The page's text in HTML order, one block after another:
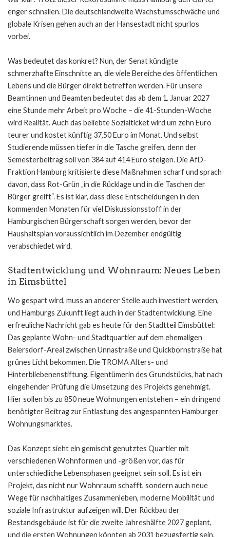
enger schnallen. Die deutschlandweite Wachstumsschwäche und
globale Krisen gehen auch an der Hansestadt nicht spurlos
vorbei.
Was bedeutet das konkret? Nun, der Senat kündigte
schmerzhafte Einschnitte an, die viele Bereiche des öffentlichen
Lebens und die Bürger direkt betreffen werden. Für unsere
Beamtinnen und Beamten bedeutet das ab dem 1. Januar 2027
eine Stunde mehr Arbeit pro Woche – die 41-Stunden-Woche
wird Realität. Auch das beliebte Sozialticket wird um zehn Euro
teurer und kostet künftig 37,50 Euro im Monat. Und selbst
Studierende müssen tiefer in die Tasche greifen, denn der
Semesterbeitrag soll von 384 auf 414 Euro steigen. Die AfD-
Fraktion Hamburg kritisierte diese Maßnahmen scharf und sprach
davon, dass Rot-Grün „in die Rücklage und in die Taschen der
Bürger greift“. Es ist klar, dass diese Entscheidungen in den
kommenden Monaten für viel Diskussionsstoff in der
Hamburgischen Bürgerschaft sorgen werden, bevor der
Haushaltsplan voraussichtlich im Dezember endgültig
verabschiedet wird.
Stadtentwicklung und Wohnraum: Neues Leben
in Eimsbüttel
Wo gespart wird, muss an anderer Stelle auch investiert werden,
und Hamburgs Zukunft liegt auch in der Stadtentwicklung. Eine
erfreuliche Nachricht gab es heute für den Stadtteil Eimsbüttel:
Das geplante Wohn- und Stadtquartier auf dem ehemaligen
Beiersdorf-Areal zwischen Unnastraße und Quickbornstraße hat
grünes Licht bekommen. Die TROMA Alters- und
Hinterbliebenenstiftung, Eigentümerin des Grundstücks, hat nach
eingehender Prüfung die Umsetzung des Projekts genehmigt.
Hier sollen bis zu 850 neue Wohnungen entstehen – ein dringend
benötigter Beitrag zur Entlastung des angespannten Hamburger
Wohnungsmarktes.
Das Konzept sieht ein gemischt genutztes Quartier mit
verschiedenen Wohnformen und -größen vor, das für
unterschiedliche Lebensphasen geeignet sein soll. Es ist ein
Projekt, das nicht nur Wohnraum schafft, sondern auch neue
Wege für nachhaltiges Zusammenleben, moderne Mobilität und
soziale Infrastruktur aufzeigen will. Der Rückbau der
Bestandsgebäude ist für die zweite Jahreshälfte 2027 geplant,
und die ersten Wohnungen könnten ab 2031 bezugsfertig sein.